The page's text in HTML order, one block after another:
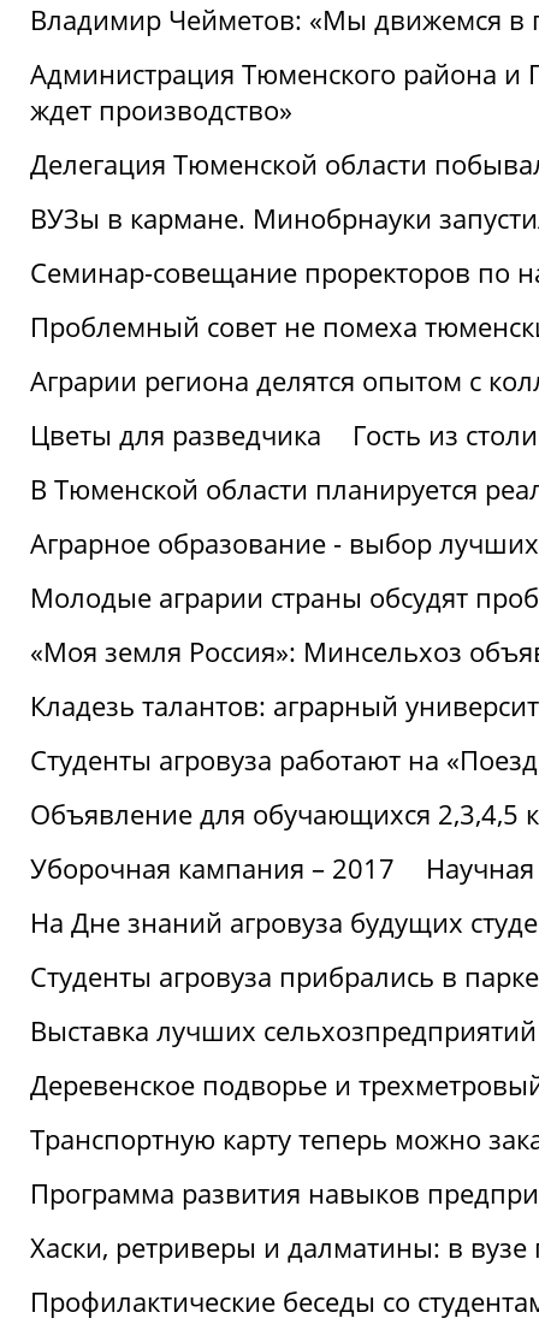
Владимир Чейметов: «Мы движемся в
Администрация Тюменского района и
ждет производство»
Делегация Тюменской области
ВУЗы в кармане. Минобрнауки
Семинар-совещание проректоров по
Проблемный совет не помеха
Аграрии региона делятся опытом с
Цветы для разведчика
Гость из
В Тюменской области планируется
Аграрное образование - выбор лучших
Молодые аграрии страны обсудят
«Моя земля Россия»: Минсельхоз
Кладезь талантов: аграрный
Студенты агровуза работают на
Объявление для обучающихся 2,3,4,5
Уборочная кампания – 2017
На Дне знаний агровуза будущих
Студенты агровуза прибрались в
Выставка лучших
Деревенское подворье и
Транспортную карту теперь можно
Программа развития навыков
Хаски, ретриверы и далматины: в вузе
Профилактические беседы со